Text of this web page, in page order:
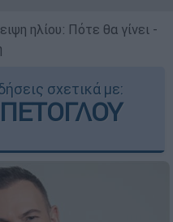
ηλίου: Πότε θα γίνει -
σχετικά με: